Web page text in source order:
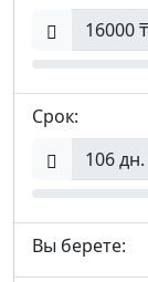
Срок:
Вы берете: